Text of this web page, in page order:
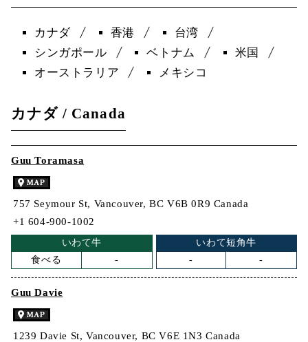
カナダ 香港
台湾
シンガポール
ベトナム
米国
オーストラリア
メキシコ
カナダ / Canada
Guu Toramasa
757 Seymour St, Vancouver, BC V6B 0R9 Canada
+1 604-900-1002
いわて牛
食べる
-
いわて短角牛
-
-
Guu Davie
1239 Davie St, Vancouver, BC V6E 1N3 Canada